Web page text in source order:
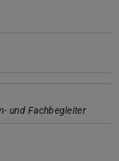
und Fachbegleiter